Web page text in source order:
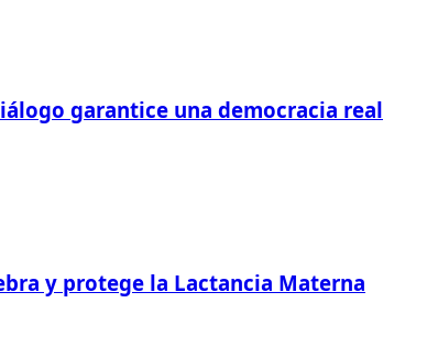
garantice una democracia real
y protege la Lactancia Materna